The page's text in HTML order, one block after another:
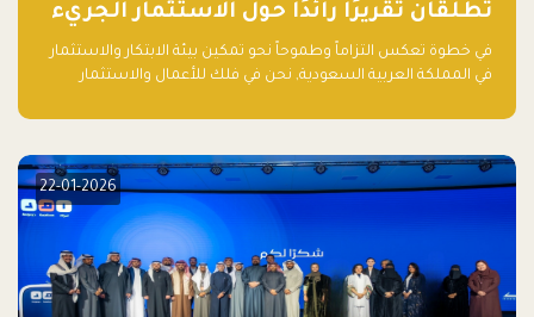
تطلقان تقريرًا رائدًا حول الاستثمار الجريء
في الذكاء الاصطناعي بالمملكة العربية
السعودية
في خطوة تعكس التزاماً وطموحاً نحو تمكين بيئة الابتكار والاستثمار
في المملكة العربية السعودية, نحن في فلك للأعمال والاستثمار
الذكاء الاصطناعي: خارطة الطريق للمستثمرين ورواد الأعمال في
22-01-2026